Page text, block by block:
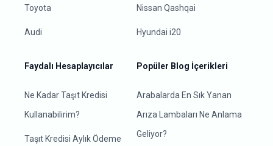
Toyota
Audi
Nissan Qashqai
Hyundai i20
Faydalı Hesaplayıcılar
Ne Kadar Taşıt Kredisi
Kullanabilirim?
Taşıt Kredisi Aylık Ödeme
Popüler Blog İçerikleri
Arabalarda En Sık Yanan
Arıza Lambaları Ne Anlama
Geliyor?